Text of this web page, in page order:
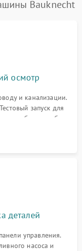
Bauknecht
осмотр
и канализации.
запуск для
или сбоев в работе
деталей
управления.
насоса и